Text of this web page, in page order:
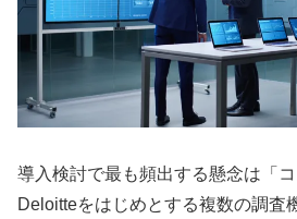
導入検討で最も頻出する懸念は「
Deloitteをはじめとする複数の調査